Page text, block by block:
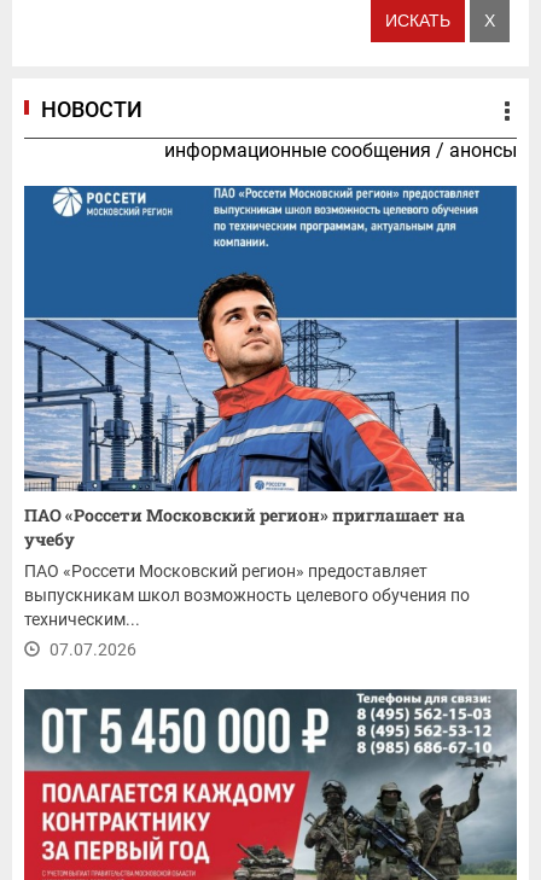
НОВОСТИ
информационные сообщения / анонсы
ПАО «Россети Московский регион» приглашает на
учебу
ПАО «Россети Московский регион» предоставляет
выпускникам школ возможность целевого обучения по
техническим...
07.07.2026